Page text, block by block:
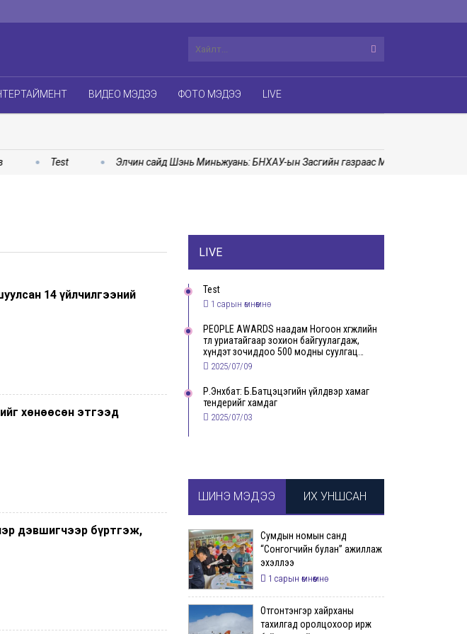
ВИДЕО МЭДЭЭ ФОТО МЭДЭЭ LIVE
Test Элчин сайд Шэнь Миньжуань: БНХАУ-ын Засгийн газраас Монгол Улсад
14 үйлчилгээний
хөнөөсөн этгээд
дэвшигчээр бүртгэж,
LIVE
Test
1 сарын өмнөөмнө
PEOPLE AWARDS наадам Ногоон хөгжлийн
төлөө уриатайгаар зохион байгуулагдаж,
хүндэт зочиддоо 500 модны суулгац
бэлэглэлээ
2025/07/09
Р.Энхбат: Б.Батцэцэгийн үйлдвэр хамаг
тендерийг хамдаг
2025/07/03
ШИНЭ МЭДЭЭ ИХ УНШСАН
Сумдын номын санд
“Сонгогчийн булан” ажиллаж
эхэллээ
1 сарын өмнөөмнө
Отгонтэнгэр хайрханы
тахилгад оролцохоор ирж